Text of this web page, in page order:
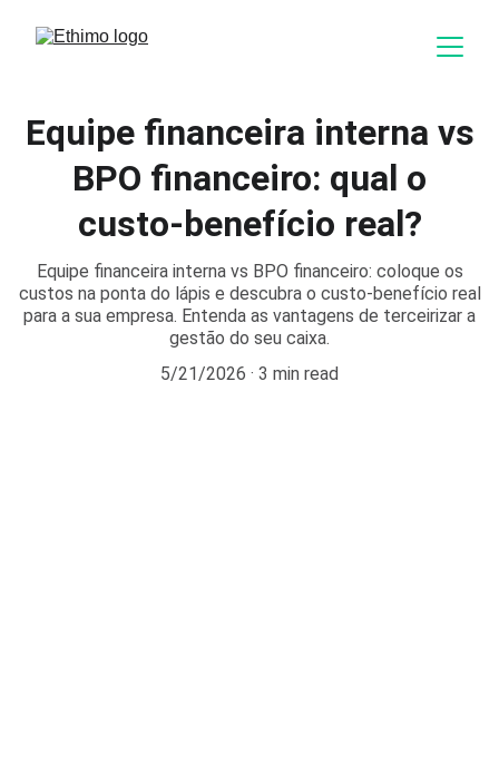
Equipe financeira interna vs
BPO financeiro: qual o
custo-benefício real?
Equipe financeira interna vs BPO financeiro: coloque os
custos na ponta do lápis e descubra o custo-benefício real
para a sua empresa. Entenda as vantagens de terceirizar a
gestão do seu caixa.
5/21/2026
3 min read